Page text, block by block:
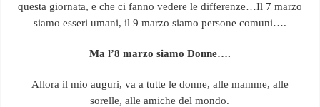
questa giornata, e che ci fanno vedere le differenze…Il 7 marzo
siamo esseri umani, il 9 marzo siamo persone comuni….
Ma l’8 marzo siamo Donne….
Allora il mio auguri, va a tutte le donne, alle mamme, alle
sorelle, alle amiche del mondo.